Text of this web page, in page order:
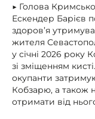
▶ Голова
Ескендер Барієв
здоров’я
жителя
у січні 2026 року
зі зміщенням
окупанти
Кобзарю, а також
отримати від